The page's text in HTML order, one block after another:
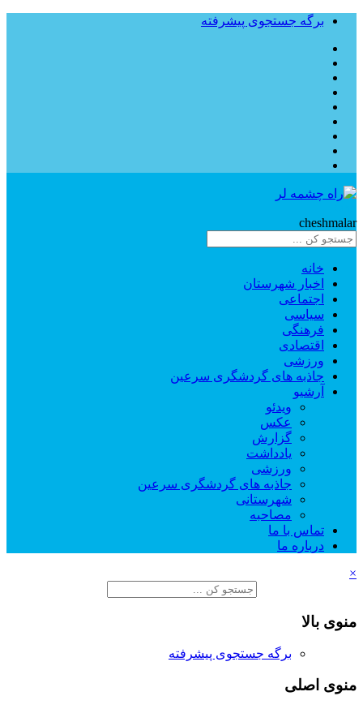
برگه جستجوی پیشرفته
cheshmalar
خانه
اخبار شهرستان
اجتماعی
سیاسی
فرهنگی
اقتصادی
ورزشی
جاذبه های گردشگری سرعین
آرشیو
ویدئو
عکس
گزارش
یادداشت
ورزشی
جاذبه های گردشگری سرعین
شهرستانی
مصاحبه
تماس با ما
درباره ما
×
منوی بالا
برگه جستجوی پیشرفته
منوی اصلی